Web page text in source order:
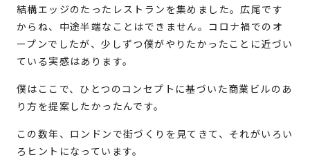
結構エッジのたったレストランを集めました。広尾です
からね、中途半端なことはできません。コロナ禍でのオ
ープンでしたが、少しずつ僕がやりたかったことに近づい
ている実感はあります。
僕はここで、ひとつのコンセプトに基づいた商業ビルのあ
り方を提案したかったんです。
この数年、ロンドンで街づくりを見てきて、それがいろい
ろヒントになっています。